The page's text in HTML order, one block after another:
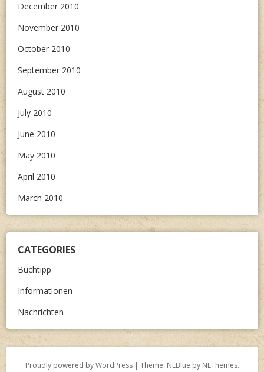
December 2010
November 2010
October 2010
September 2010
August 2010
July 2010
June 2010
May 2010
April 2010
March 2010
CATEGORIES
Buchtipp
Informationen
Nachrichten
Proudly powered by WordPress | Theme: NEBlue by NEThemes.